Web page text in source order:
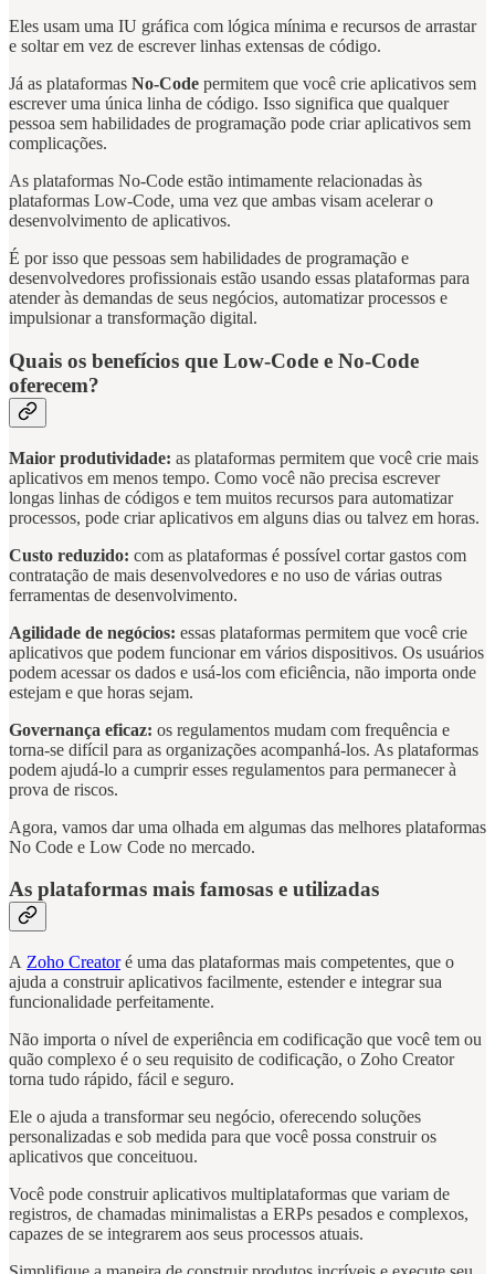
Eles usam uma IU gráfica com lógica mínima e recursos de arrastar
e soltar em vez de escrever linhas extensas de código.
Já as plataformas No-Code permitem que você crie aplicativos sem
escrever uma única linha de código. Isso significa que qualquer
pessoa sem habilidades de programação pode criar aplicativos sem
complicações.
As plataformas No-Code estão intimamente relacionadas às
plataformas Low-Code, uma vez que ambas visam acelerar o
desenvolvimento de aplicativos.
É por isso que pessoas sem habilidades de programação e
desenvolvedores profissionais estão usando essas plataformas para
atender às demandas de seus negócios, automatizar processos e
impulsionar a transformação digital.
Quais os benefícios que Low-Code e No-Code
oferecem?
Maior produtividade: as plataformas permitem que você crie mais
aplicativos em menos tempo. Como você não precisa escrever
longas linhas de códigos e tem muitos recursos para automatizar
processos, pode criar aplicativos em alguns dias ou talvez em horas.
Custo reduzido: com as plataformas é possível cortar gastos com
contratação de mais desenvolvedores e no uso de várias outras
ferramentas de desenvolvimento.
Agilidade de negócios: essas plataformas permitem que você crie
aplicativos que podem funcionar em vários dispositivos. Os usuários
podem acessar os dados e usá-los com eficiência, não importa onde
estejam e que horas sejam.
Governança eficaz: os regulamentos mudam com frequência e
torna-se difícil para as organizações acompanhá-los. As plataformas
podem ajudá-lo a cumprir esses regulamentos para permanecer à
prova de riscos.
Agora, vamos dar uma olhada em algumas das melhores plataformas
No Code e Low Code no mercado.
As plataformas mais famosas e utilizadas
A Zoho Creatoré uma das plataformas mais competentes, que o
ajuda a construir aplicativos facilmente, estender e integrar sua
funcionalidade perfeitamente.
Não importa o nível de experiência em codificação que você tem ou
quão complexo é o seu requisito de codificação, o Zoho Creator
torna tudo rápido, fácil e seguro.
Ele o ajuda a transformar seu negócio, oferecendo soluções
personalizadas e sob medida para que você possa construir os
aplicativos que conceituou.
Você pode construir aplicativos multiplataformas que variam de
registros, de chamadas minimalistas a ERPs pesados e complexos,
capazes de se integrarem aos seus processos atuais.